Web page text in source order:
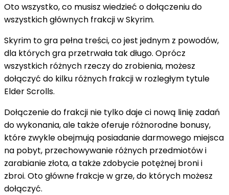
Oto wszystko, co musisz wiedzieć o dołączeniu do
wszystkich głównych frakcji w Skyrim.
Skyrim to gra pełna treści, co jest jednym z powodów,
dla których gra przetrwała tak długo. Oprócz
wszystkich różnych rzeczy do zrobienia, możesz
dołączyć do kilku różnych frakcji w rozległym tytule
Elder Scrolls.
Dołączenie do frakcji nie tylko daje ci nową linię zadań
do wykonania, ale także oferuje różnorodne bonusy,
które zwykle obejmują posiadanie darmowego miejsca
na pobyt, przechowywanie różnych przedmiotów i
zarabianie złota, a także zdobycie potężnej broni i
zbroi. Oto główne frakcje w grze, do których możesz
dołączyć.